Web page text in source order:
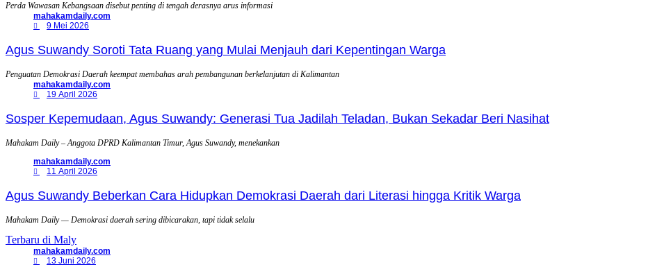
Perda Wawasan Kebangsaan disebut penting di tengah derasnya arus informasi
mahakamdaily.com
9 Mei 2026
Agus Suwandy Soroti Tata Ruang yang Mulai Menjauh dari Kepentingan Warga
Penguatan Demokrasi Daerah keempat membahas arah pembangunan berkelanjutan di Kalimantan
mahakamdaily.com
19 April 2026
Sosper Kepemudaan, Agus Suwandy: Generasi Tua Jadilah Teladan, Bukan Sekadar Beri Nasihat
Mahakam Daily – Anggota DPRD Kalimantan Timur, Agus Suwandy, menekankan
mahakamdaily.com
11 April 2026
Agus Suwandy Beberkan Cara Hidupkan Demokrasi Daerah dari Literasi hingga Kritik Warga
Mahakam Daily — Demokrasi daerah sering dibicarakan, tapi tidak selalu
Terbaru di Maly
mahakamdaily.com
13 Juni 2026